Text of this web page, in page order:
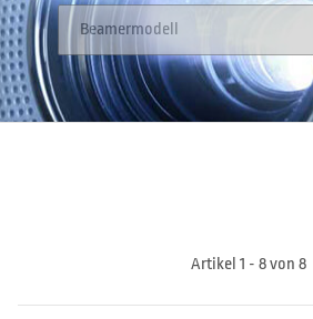
Artikel 1 - 8 von 8